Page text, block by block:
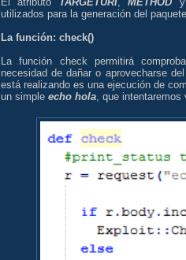
utilizados para la generación del paquete.
La función: check()
La función check permitirá
necesidad de dañar o aprovecharse
está realizando es una ejecución de
un simple echo hola , que